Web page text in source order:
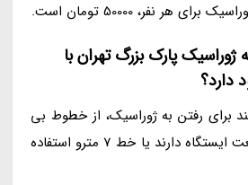
هر نفر، 50000 تومان است.
ژوراسیک پارک بزرگ تهران با
دارد؟
برای رفتن به ژوراسیک، از خطوط بی
آر تی که در میدان صنعت ایستگاه دارند یا خط 7 مترو استفاده